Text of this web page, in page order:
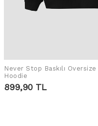
Never Stop Baskılı
Hoodie
899,90 TL